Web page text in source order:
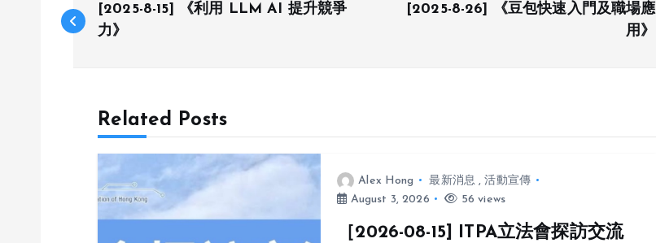
o
[2025-8-15] 《利用 LLM AI 提升競爭
力》
[2025-8-26] 《豆包快速入門及職場應
用》
Related Posts
Alex Hong 最新消息 ,活動宣傳
August 3, 2026
56 views
［2026-08-15] ITPA立法會探訪交流